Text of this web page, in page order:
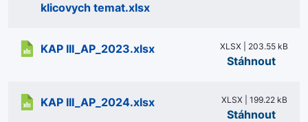
klicovych temat.xlsx
KAP III_AP_2023.xlsx XLSX | 203.55 kB
Stáhnout
KAP III_AP_2024.xlsx XLSX | 199.22 kB
Stáhnout